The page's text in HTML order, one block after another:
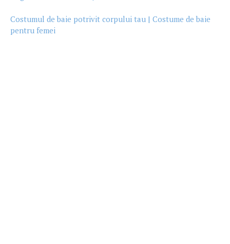
Costumul de baie potrivit corpului tau | Costume de baie
pentru femei